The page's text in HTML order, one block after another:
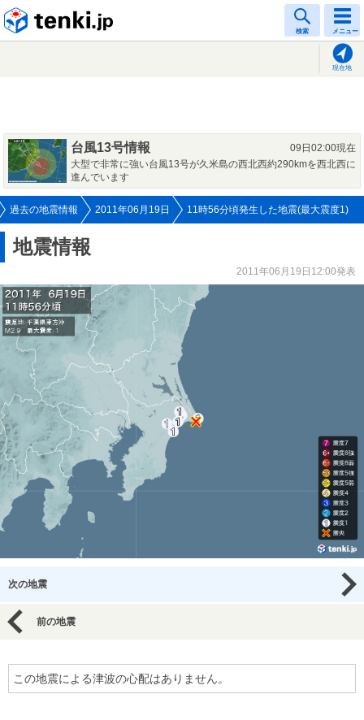
検索 メニュー
現在地
台風13号情報
09日02:00現在
大型で非常に強い台風13号が久米島の西北西約290kmを西北西に
進んでいます
過去の地震情報 2011年06月19日 11時56分頃発生した地震(最大震度1)
地震情報
2011年06月19日12:00発表
次の地震
前の地震
この地震による津波の心配はありません。